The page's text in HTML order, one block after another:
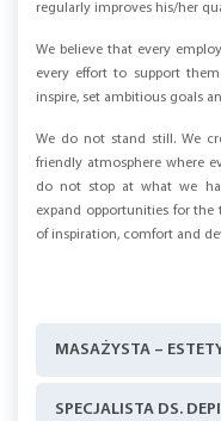
regularly improves his/her
We believe that every
every effort to support
inspire, set ambitious goals
We do not stand still. We
friendly atmosphere where
do not stop at what we
expand opportunities for the
of inspiration, comfort and
MASAŻYSTA –
SPECJALISTA DS.